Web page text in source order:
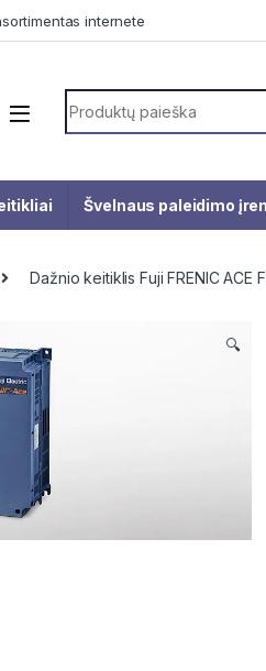
internete
Search for:
Švelnaus paleidimo
Dažnio keitiklis Fuji FRENIC ACE
🔍